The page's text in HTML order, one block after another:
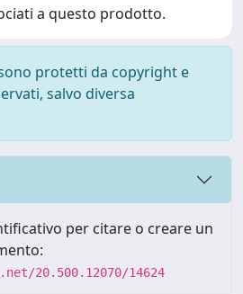
a questo prodotto.
protetti da copyright e
salvo diversa
per citare o creare un
20.500.12070/14624